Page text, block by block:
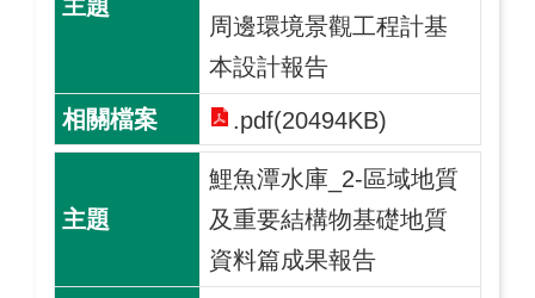
周邊環境景觀工程計基
本設計報告
.pdf(20494KB)
鯉魚潭水庫_2-區域地質
及重要結構物基礎地質
資料篇成果報告